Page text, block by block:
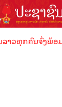
າວທຸກຄົນຈົ່ງພ້ອ